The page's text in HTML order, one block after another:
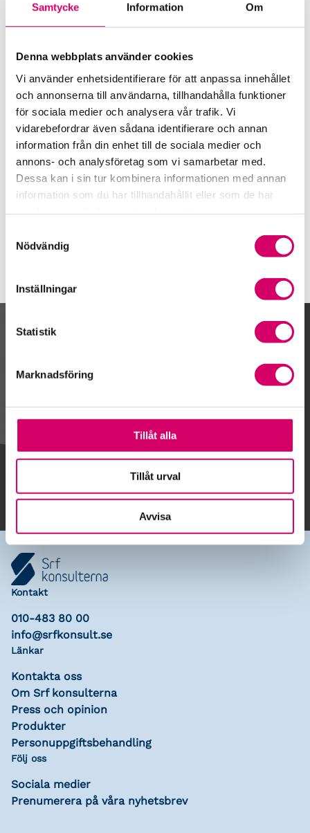
Samtycke Information Om
Denna webbplats använder cookies
Vi använder enhetsidentifierare för att anpassa innehållet
och annonserna till användarna, tillhandahålla funktioner
för sociala medier och analysera vår trafik. Vi
vidarebefordrar även sådana identifierare och annan
information från din enhet till de sociala medier och
annons- och analysföretag som vi samarbetar med.
Dessa kan i sin tur kombinera informationen med annan
information som du har tillhandahållit eller som de har
Nödvändig
Inställningar
Statistik
Marknadsföring
Tillåt alla
Tillåt urval
Avvisa
BMJ Redovisning AB
Srf Auktoriserade konsulter
Michael Johansson
Auktoriserad Redovisningskonsult
Skicka e-post
070-795 77 45
Hallsberg
Kalendarium
Gå till kalendariet
Lägg till i kalender
Kontakt
010-483 80 00
info@srfkonsult.se
Länkar
Kontakta oss
Om Srf konsulterna
Press och opinion
Produkter
Personuppgiftsbehandling
Följ oss
Sociala medier
Prenumerera på våra nyhetsbrev